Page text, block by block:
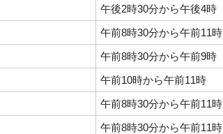
午後2時30分から午後4時
午前8時30分から午前11時
午前8時30分から午前9時
午前10時から午前11時
午前8時30分から午前11時
午前8時30分から午前11時